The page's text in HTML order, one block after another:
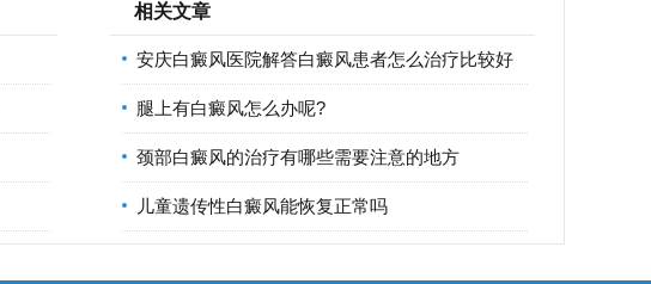
相关文章
安庆白癜风医院解答白癜风患者怎么治疗比较好
腿上有白癜风怎么办呢?
颈部白癜风的治疗有哪些需要注意的地方
儿童遗传性白癜风能恢复正常吗